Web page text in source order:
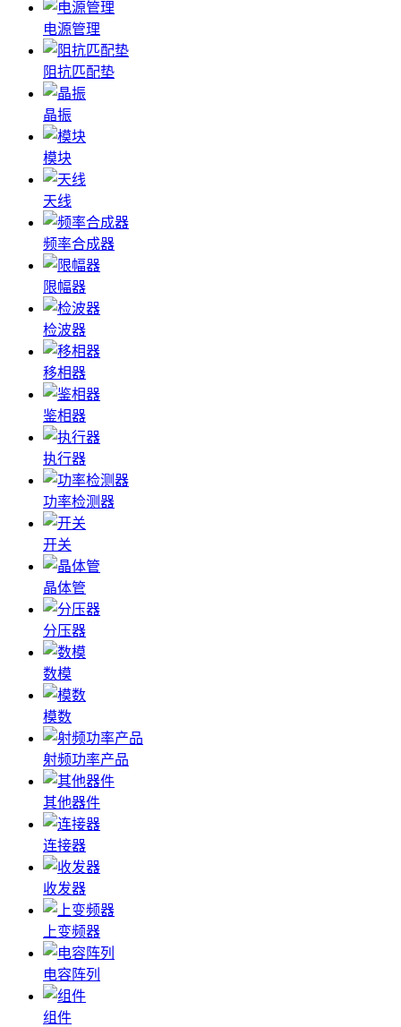
电源管理
阻抗匹配垫
晶振
模块
天线
频率合成器
限幅器
检波器
移相器
鉴相器
执行器
功率检测器
开关
晶体管
分压器
数模
模数
射频功率产品
其他器件
连接器
收发器
上变频器
电容阵列
组件